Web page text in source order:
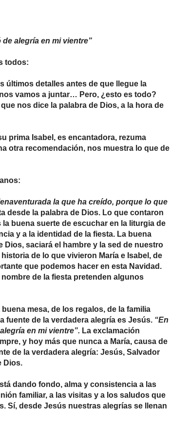
alegría en mi vientre”
todos:
últimos detalles antes de que llegue la
vamos a juntar… Pero, ¿esto es todo?
nos dice la palabra de Dios, a la hora de
prima Isabel, es encantadora, rezuma
otra recomendación, nos muestra lo que de
la que ha creído, porque lo que
desde la palabra de Dios. Lo que contaron
buena suerte de escuchar en la liturgia de
y a la identidad de la fiesta. La buena
saciará el hambre y la sed de nuestro
de lo que vivieron María e Isabel, de
que podemos hacer en esta Navidad.
de la fiesta pretenden algunos
mesa, de los regalos, de la familia
fuente de la verdadera alegría es Jesús. “En
en mi vientre”. La exclamación
y hoy más que nunca a María, causa de
de la verdadera alegría: Jesús, Salvador
Dios.
dando fondo, alma y consistencia a las
familiar, a las visitas y a los saludos que
Sí, desde Jesús nuestras alegrías se llenan